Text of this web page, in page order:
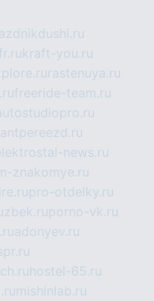
kraft-you.ru
rastenuya.ru
freeride-team.ru
news.ru
znakomye.ru
pro-otdelky.ru
porno-vk.ru
adonyev.ru
hostel-65.ru
mishinlab.ru